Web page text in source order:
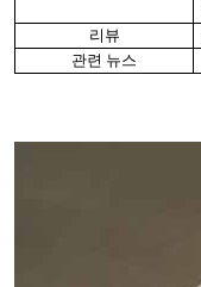
리뷰
관련 뉴스